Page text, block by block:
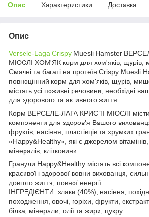
Опис Характеристики Доставка
Опис
Versele-Laga Crispy Muesli Hamster
МЮСЛІ ХОМ'ЯК корм для хом'яків, щурів,
Смачні та багаті на протеїн Crispy Muesli
повноцінний корм для хом'яків, щурів,
містять усі поживні речовини, необхідні
для здорового та активного життя.
Корм ВЕРСЕЛЕ-ЛАГА КРИСПІ МЮСЛІ
компоненти для здоров'я Вашого
фруктів, насіння, пластівців та хрумких
«Happy&Healthy», які є джерелом вітамінів,
мінералів, клітковини.
Гранули Happy&Healthy містять всі
красивої і здорової вовни вихованця,
довгого життя, повної енергії.
ІНГРЕДІЄНТИ: злаки (40%), насіння,
походження, овочі, горіхи, фрукти,
білка, мінерали, олії та жири, цукру.